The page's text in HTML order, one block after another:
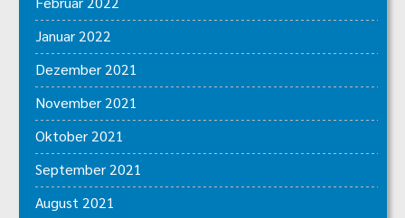
Januar 2022
Dezember 2021
November 2021
Oktober 2021
September 2021
August 2021